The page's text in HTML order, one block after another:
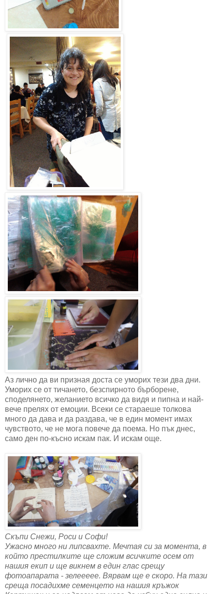
Аз лично да ви призная доста се уморих тези два дни.
Уморих се от тичането, безспирното бърборене,
споделянето, желанието всичко да видя и пипна и най-
вече прелях от емоции. Всеки се стараеше толкова
много да дава и да раздава, че в един момент имах
чувството, че не мога повече да поема. Но пък днес,
само ден по-късно искам пак. И искам още.
Скъпи Снежи, Роси и Софи!
Ужасно много ни липсвахте. Мечтая си за момента, в
който престилките ще сложим всичките осем от
нашия екип и ще викнем в един глас срещу
фотоапарата - зелеееее. Вярвам ще е скоро. На тази
среща посадихме семенцето на нашия кръжок